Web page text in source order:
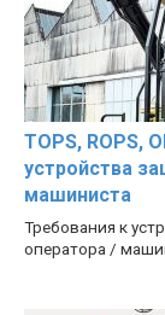
TOPS, ROPS,
устройства
машиниста
Требования к
оператора /